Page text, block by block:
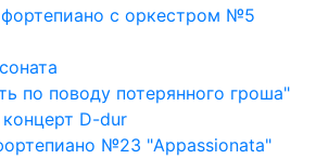
фортепиано с оркестром №5
по поводу потерянного гроша"
D-dur
№23 "Appassionata"